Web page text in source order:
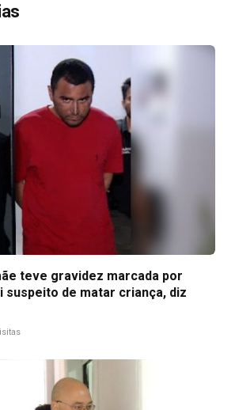
teve gravidez marcada por
suspeito de matar criança, diz